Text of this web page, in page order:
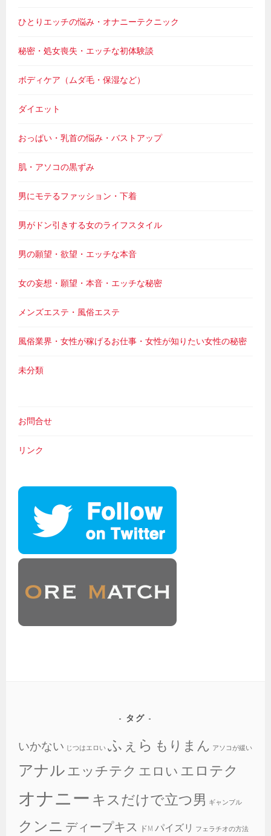
ひとりエッチの悩み・オナニーテクニック
秘密・処女喪失・エッチな初体験談
ボディケア（ムダ毛・保湿など）
ダイエット
おっぱい・乳首の悩み・バストアップ
肌・アソコの黒ずみ
男にモテるファッション・下着
男がドン引きする女のライフスタイル
男の願望・欲望・エッチな本音
女の妄想・願望・本音・エッチな秘密
メンズエステ・風俗エステ
風俗業界・女性が稼げるお仕事・女性が知りたい女性の秘密
未分類
お問合せ
リンク
タグ
いかない じつはエロい ふぇら もりまん アソコが緩い
アナルエッチテク エロい エロテク
オナニー キスだけで立つ男 ギャンブル
クンニ ディープキス ドM パイズリ フェラチオの方法